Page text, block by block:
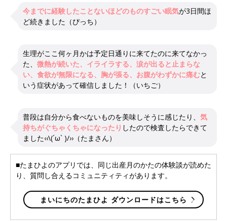
今までに経験したことないほどのものすごい眠気が3日間ほ
ど続きました（ぴっち）
生理がここ何ヶ月かは予定日通りに来てたのに来てなかっ
た、 微熱が続いた、イライラする、涙が出ると止まらな
い、食欲が無限になる、胸が張る、お腹がわずかに痛むと
いう症状があって確信しました！（いちご）
普段は自分から食べないものを美味しそうに感じたり、 気
持ちがぐちゃくちゃになったり したので検査したらできて
ました‹‹\(´ω` )/››（たまさん）
■たまひよのアプリでは、同じ出産月のかたの体験談が読めた
り、質問し合えるコミュニティティがあります。
まいにちのたまひよ ダウンロードはこちら